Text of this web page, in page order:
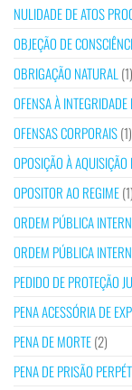
NULIDADE DE ATOS
OBJEÇÃO DE
OBRIGAÇÃO NATURAL (1)
OFENSA À INTEGRIDADE
OFENSAS CORPORAIS(1)
OPOSIÇÃO À
OPOSITOR AO REGIME(1)
ORDEM PÚBLICA
ORDEM PÚBLICA
PEDIDO DE PROTEÇÃO
PENA ACESSÓRIA DE
PENA DE MORTE(2)
PENA DE PRISÃO